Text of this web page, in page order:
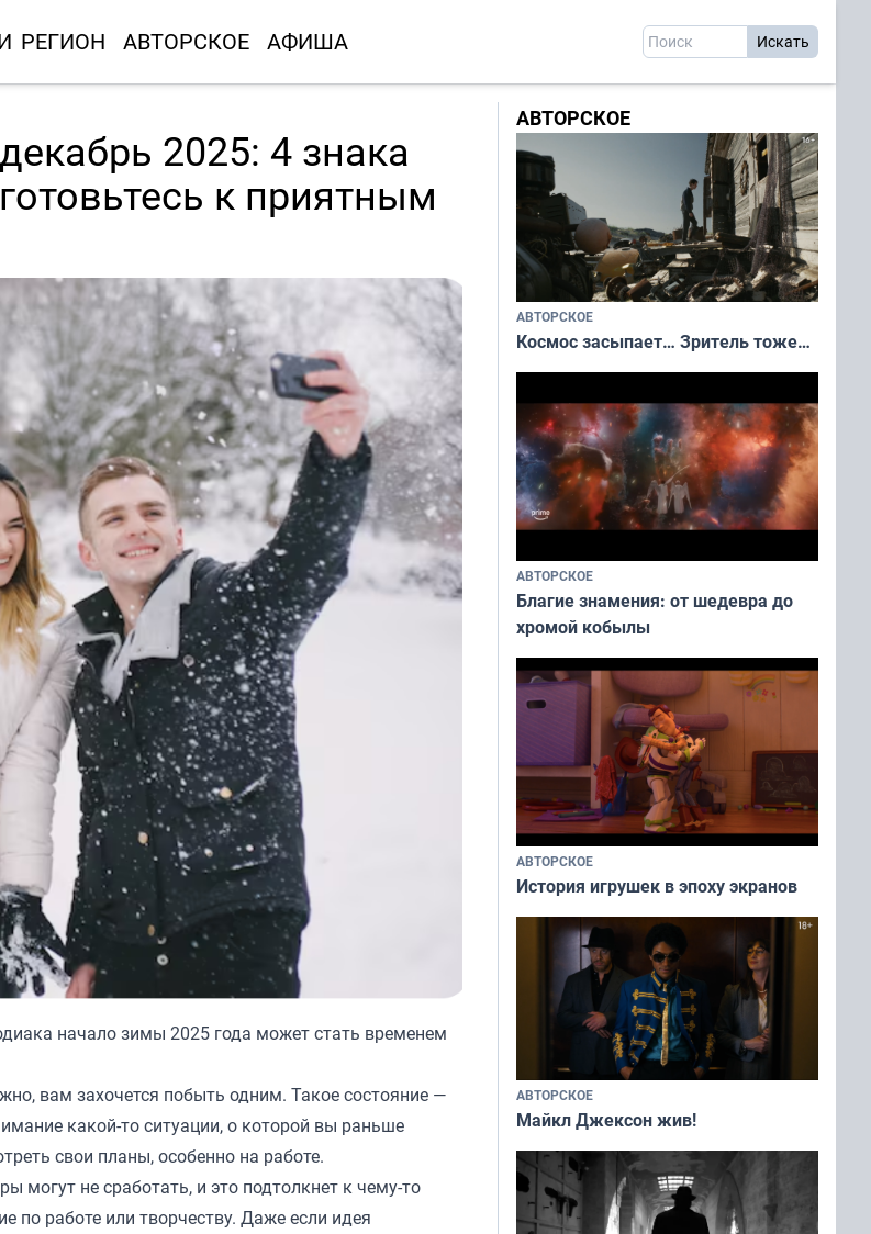
РЕГИОН АВТОРСКОЕ АФИША
2025: 4 знака
к приятным
начало зимы 2025 года может стать временем
вам захочется побыть одним. Такое состояние —
какой-то ситуации, о которой вы раньше
свои планы, особенно на работе.
не сработать, и это подтолкнет к чему-то
по работе или творчеству. Даже если идея
АВТОРСКОЕ
АВТОРСКОЕ
Космос засыпает… Зритель тоже…
АВТОРСКОЕ
Благие знамения: от шедевра до
хромой кобылы
АВТОРСКОЕ
История игрушек в эпоху экранов
АВТОРСКОЕ
Майкл Джексон жив!